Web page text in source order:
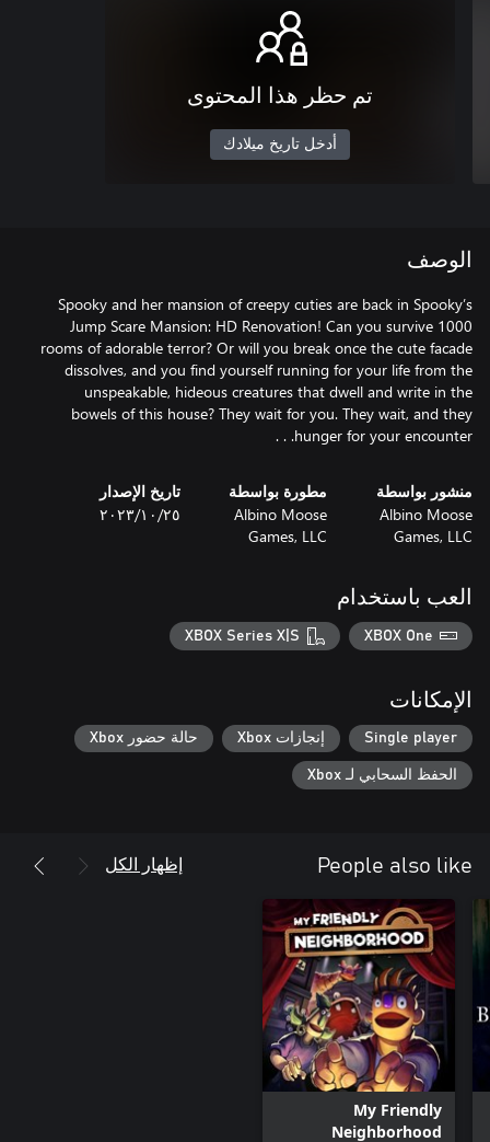
تم حظر هذا المحتوى
أدخل تاريخ ميلادك
الوصف
Spooky and her mansion of creepy cuties are back in Spooky’s
Jump Scare Mansion: HD Renovation! Can you survive 1000
rooms of adorable terror? Or will you break once the cute facade
dissolves, and you find yourself running for your life from the
unspeakable, hideous creatures that dwell and write in the
bowels of this house? They wait for you. They wait, and they
hunger for your encounter. . .
منشور بواسطة
Albino Moose
Games, LLC
مطورة بواسطة
Albino Moose
Games, LLC
تاريخ الإصدار
٢٥‏/١٠‏/٢٠٢٣
العب باستخدام
XBOX One
XBOX Series X|S
الإمكانات
Single player إنجازات Xbox حالة حضور Xbox
الحفظ السحابي لـ Xbox
People also like إظهار الكل
My Friendly
Neighborhood